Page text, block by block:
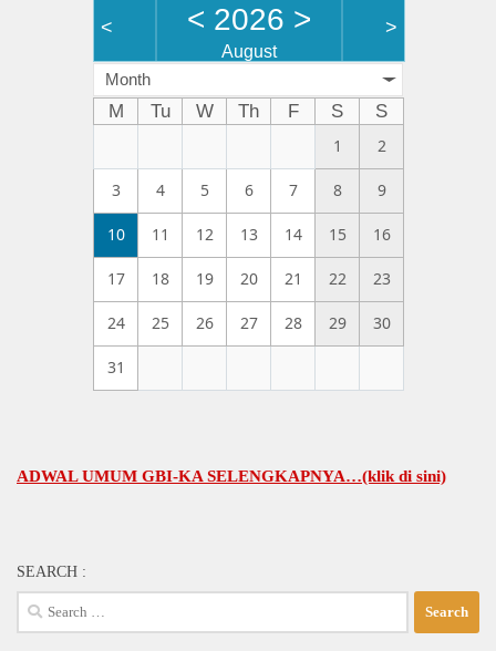
< < 2026 >
August
>
Month
M Tu W Th F S
S
1
2
3 4 5 6 7 8 9
10 11 12 13 14 15 16
17 18 19 20 21 22 23
24 25 26 27 28 29 30
31
UMUM GBI-KA SELENGKAPNYA…(klik di sini)
SEARCH :
Search
for: